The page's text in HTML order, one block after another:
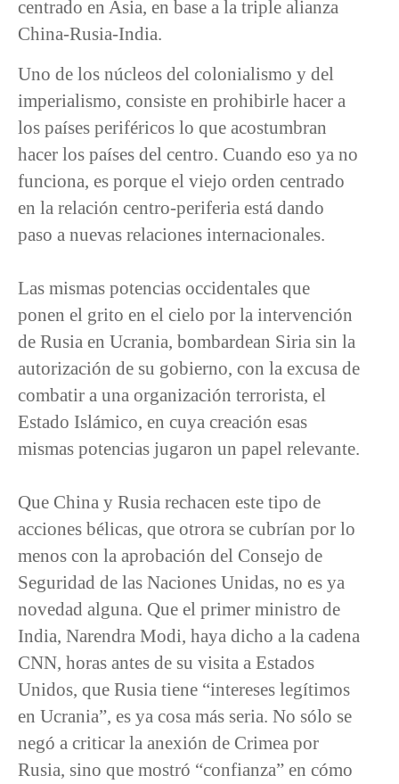
centrado en Asia, en base a la triple alianza
China-Rusia-India.
Uno de los núcleos del colonialismo y del
imperialismo, consiste en prohibirle hacer a
los países periféricos lo que acostumbran
hacer los países del centro. Cuando eso ya no
funciona, es porque el viejo orden centrado
en la relación centro-periferia está dando
paso a nuevas relaciones internacionales.
Las mismas potencias occidentales que
ponen el grito en el cielo por la intervención
de Rusia en Ucrania, bombardean Siria sin la
autorización de su gobierno, con la excusa de
combatir a una organización terrorista, el
Estado Islámico, en cuya creación esas
mismas potencias jugaron un papel relevante.
Que China y Rusia rechacen este tipo de
acciones bélicas, que otrora se cubrían por lo
menos con la aprobación del Consejo de
Seguridad de las Naciones Unidas, no es ya
novedad alguna. Que el primer ministro de
India, Narendra Modi, haya dicho a la cadena
CNN, horas antes de su visita a Estados
Unidos, que Rusia tiene “intereses legítimos
en Ucrania”, es ya cosa más seria. No sólo se
negó a criticar la anexión de Crimea por
Rusia, sino que mostró “confianza” en cómo